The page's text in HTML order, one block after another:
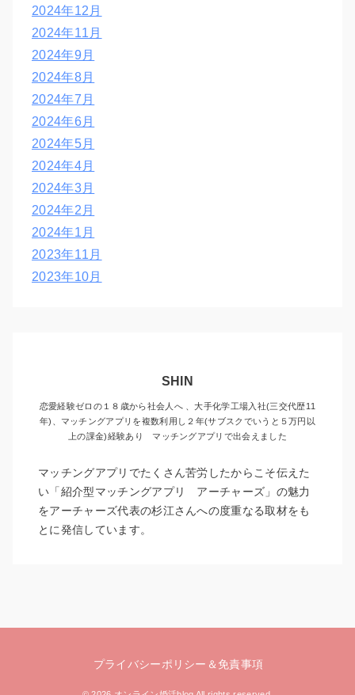
2024年12月
2024年11月
2024年9月
2024年8月
2024年7月
2024年6月
2024年5月
2024年4月
2024年3月
2024年2月
2024年1月
2023年11月
2023年10月
SHIN
恋愛経験ゼロの１８歳から社会人へ 、大手化学工場入社(三交代歴11
年)、マッチングアプリを複数利用し２年(サブスクでいうと５万円以
上の課金)経験あり マッチングアプリで出会えました
マッチングアプリでたくさん苦労したからこそ伝えた
い「紹介型マッチングアプリ アーチャーズ」の魅力
をアーチャーズ代表の杉江さんへの度重なる取材をも
とに発信しています。
プライバシーポリシー＆免責事項